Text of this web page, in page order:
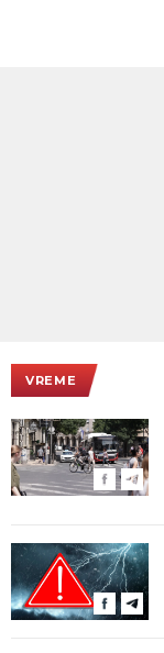
VREME